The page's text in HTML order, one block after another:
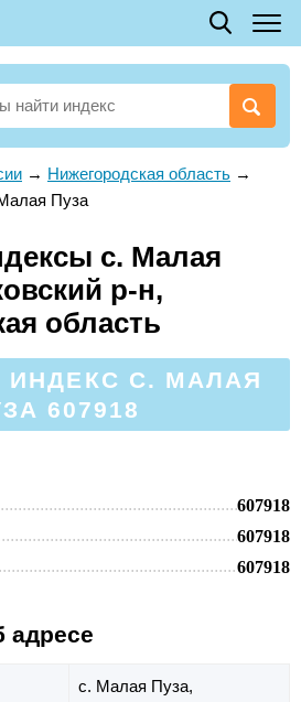
→ Нижегородская область →
Пуза
с. Малая
р-н,
область
С. МАЛАЯ
607918
607918
607918
607918
адресе
с. Малая Пуза,